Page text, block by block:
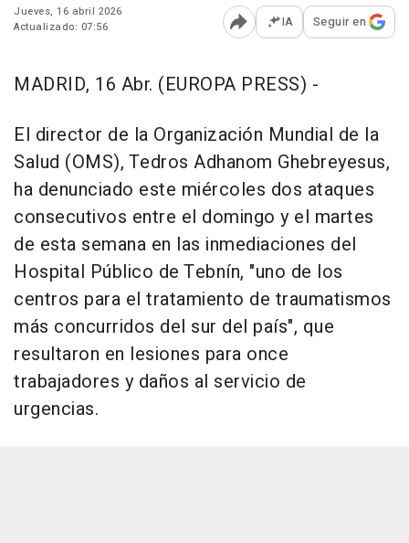
Jueves, 16 abril 2026
Actualizado: 07:56
Abrir opciones para
IA Seguir en
MADRID, 16 Abr. (EUROPA PRESS) -
El director de la Organización Mundial de la
Salud (OMS), Tedros Adhanom Ghebreyesus,
ha denunciado este miércoles dos ataques
consecutivos entre el domingo y el martes
de esta semana en las inmediaciones del
Hospital Público de Tebnín, "uno de los
centros para el tratamiento de traumatismos
más concurridos del sur del país", que
resultaron en lesiones para once
trabajadores y daños al servicio de
urgencias.